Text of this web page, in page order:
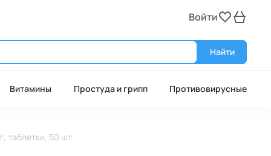
Войти
Найти
Витамины Простуда и грипп Противовирусные
таблетки, 50 шт.